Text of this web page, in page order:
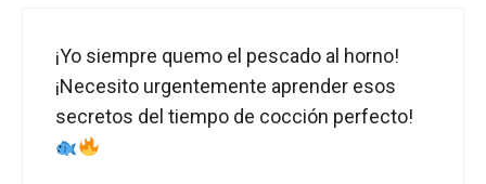
¡Yo siempre quemo el pescado al horno!
¡Necesito urgentemente aprender esos
secretos del tiempo de cocción perfecto!